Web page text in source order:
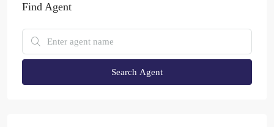
Find Agent
Search Agent